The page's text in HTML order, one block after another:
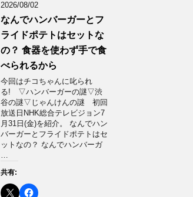
2026/08/02
なんでハンバーガーとフ
ライドポテトはセットな
の？ 食器を使わず手で食
べられるから
今回はチコちゃんに叱られ
る! ▽ハンバーガーの謎▽渋
谷の謎▽じゃんけんの謎 初回
放送日NHK総合テレビジョン7
月31日(金)を紹介。 なんでハン
バーガーとフライドポテトはセ
ットなの？ なんでハンバーガ
…
共有: